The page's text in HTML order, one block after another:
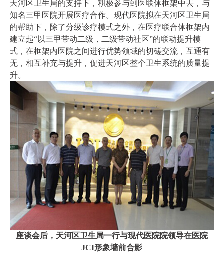
天河区卫生局的支持下，积极参与到医联体框架中去，与
知名三甲医院开展医疗合作。现代医院拟在天河区卫生局
的帮助下，除了分级诊疗模式之外，在医疗联合体框架内
建立起“以三甲带动二级，二级带动社区”的联动提升模
式，在框架内医院之间进行优势领域的切磋交流，互通有
无，相互补充与提升，促进天河区整个卫生系统的质量提
升。
座谈会后，天河区卫生局一行与现代医院院领导在医院
JCI形象墙前合影